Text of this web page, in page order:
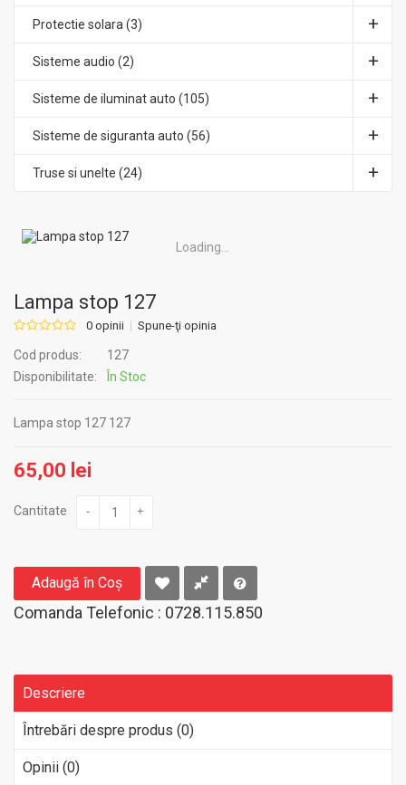
Protectie solara (3)
Sisteme audio (2)
Sisteme de iluminat auto (105)
Sisteme de siguranta auto (56)
Truse si unelte (24)
Loading...
Lampa stop 127
0 opinii Spune-ţi opinia
Cod produs:
127
Disponibilitate:
În Stoc
Lampa stop 127 127
65,00 lei
Cantitate - +
Adaugă în Coş
Comanda Telefonic : 0728.115.850
Descriere
Întrebări despre produs (0)
Opinii (0)